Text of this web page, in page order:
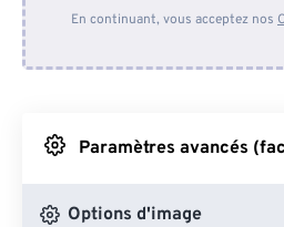
Depuis
Depuis
En continuant, vous acceptez nos
Paramètres avancés
Options d'image